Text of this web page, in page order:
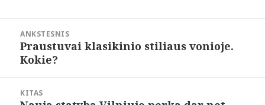
įrašų
ANKSTESNIS
Ankstesnis
įrašas:
Praustuvai klasikinio stiliaus vonioje.
Kokie?
KITAS